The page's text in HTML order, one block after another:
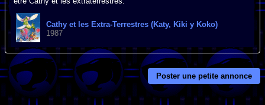
Cathy et les Extra-Terrestres (Katy, Kiki y Koko)
1987
Poster une petite annonce